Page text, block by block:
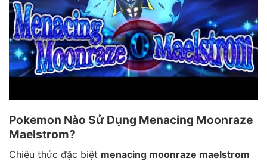
Pokemon Nào Sử Dụng Menacing Moonraze
Maelstrom?
Chiêu thức đặc biệt menacing moonraze maelstrom